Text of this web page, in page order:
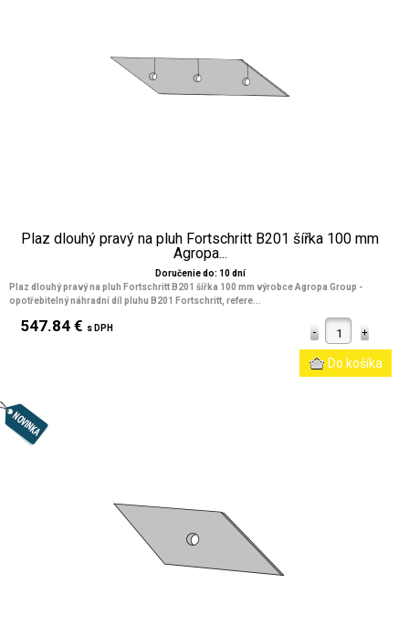
Plaz dlouhý pravý na pluh Fortschritt B201 šířka 100 mm
Agropa...
Doručenie do: 10 dní
Plaz dlouhý pravý na pluh Fortschritt B201 šířka 100 mm výrobce Agropa Group -
opotřebitelný náhradní díl pluhu B201 Fortschritt, refere...
547.84 € s DPH